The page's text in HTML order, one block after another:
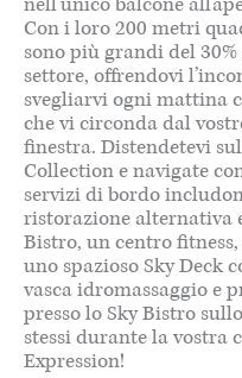
Con i loro 200 metri
sono più grandi del
settore, offrendovi
svegliarvi ogni mattina
che vi circonda dal
finestra. Distendetevi
Collection e navigate
servizi di bordo
ristorazione alternativa
Bistro, un centro
uno spazioso Sky Deck
vasca idromassaggio e
presso lo Sky Bistro
stessi durante la vostra
Expression!